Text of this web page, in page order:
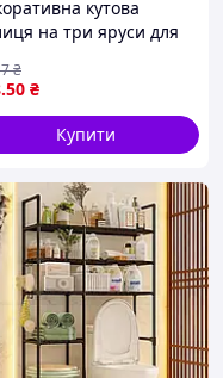
кутова
на три яруси для
й аксесуарів
.50 ₴
₴
Купити